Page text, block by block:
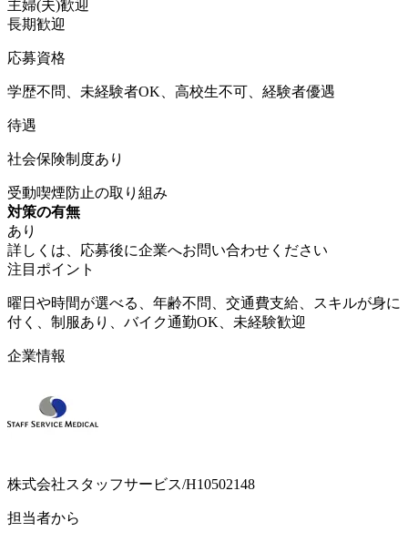
主婦(夫)歓迎
長期歓迎
応募資格
学歴不問、未経験者OK、高校生不可、経験者優遇
待遇
社会保険制度あり
受動喫煙防止の取り組み
対策の有無
あり
詳しくは、応募後に企業へお問い合わせください
注目ポイント
曜日や時間が選べる、年齢不問、交通費支給、スキルが身に
付く、制服あり、バイク通勤OK、未経験歓迎
企業情報
株式会社スタッフサービス/H10502148
担当者から